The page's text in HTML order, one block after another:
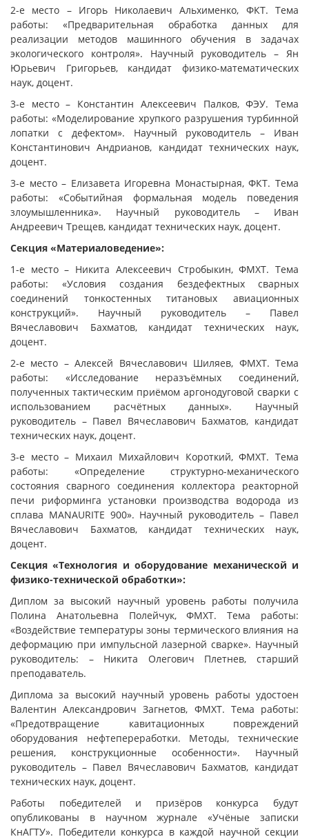
2-е место – Игорь Николаевич Альхименко, ФКТ. Тема
работы: «Предварительная обработка данных для
реализации методов машинного обучения в задачах
экологического контроля». Научный руководитель – Ян
Юрьевич Григорьев, кандидат физико-математических
наук, доцент.
3-е место – Константин Алексеевич Палков, ФЭУ. Тема
работы: «Моделирование хрупкого разрушения турбинной
лопатки с дефектом». Научный руководитель – Иван
Константинович Андрианов, кандидат технических наук,
доцент.
3-е место – Елизавета Игоревна Монастырная, ФКТ. Тема
работы: «Событийная формальная модель поведения
злоумышленника». Научный руководитель – Иван
Андреевич Трещев, кандидат технических наук, доцент.
Секция «Материаловедение»:
1-е место – Никита Алексеевич Стробыкин, ФМХТ. Тема
работы: «Условия создания бездефектных сварных
соединений тонкостенных титановых авиационных
конструкций». Научный руководитель – Павел
Вячеславович Бахматов, кандидат технических наук,
доцент.
2-е место – Алексей Вячеславович Шиляев, ФМХТ. Тема
работы: «Исследование неразъёмных соединений,
полученных тактическим приёмом аргонодуговой сварки с
использованием расчётных данных». Научный
руководитель – Павел Вячеславович Бахматов, кандидат
технических наук, доцент.
3-е место – Михаил Михайлович Короткий, ФМХТ. Тема
работы: «Определение структурно-механического
состояния сварного соединения коллектора реакторной
печи риформинга установки производства водорода из
сплава MANAURITE 900». Научный руководитель – Павел
Вячеславович Бахматов, кандидат технических наук,
доцент.
Секция «Технология и оборудование механической и
физико-технической обработки»:
Диплом за высокий научный уровень работы получила
Полина Анатольевна Полейчук, ФМХТ. Тема работы:
«Воздействие температуры зоны термического влияния на
деформацию при импульсной лазерной сварке». Научный
руководитель: – Никита Олегович Плетнев, старший
преподаватель.
Диплома за высокий научный уровень работы удостоен
Валентин Александрович Загнетов, ФМХТ. Тема работы:
«Предотвращение кавитационных повреждений
оборудования нефтепереработки. Методы, технические
решения, конструкционные особенности». Научный
руководитель – Павел Вячеславович Бахматов, кандидат
технических наук, доцент.
Работы победителей и призёров конкурса будут
опубликованы в научном журнале «Учёные записки
КнАГТУ». Победители конкурса в каждой научной секции